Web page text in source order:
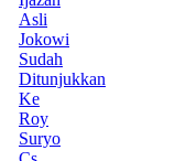
Asli
Jokowi
Sudah
Ditunjukkan
Ke
Roy
Suryo